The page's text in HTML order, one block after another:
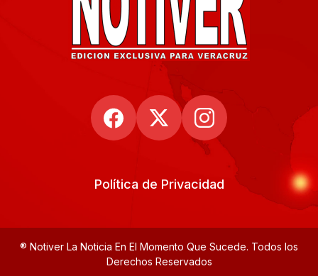
Política de Privacidad
® Notiver La Noticia En El Momento Que Sucede. Todos los
Derechos Reservados